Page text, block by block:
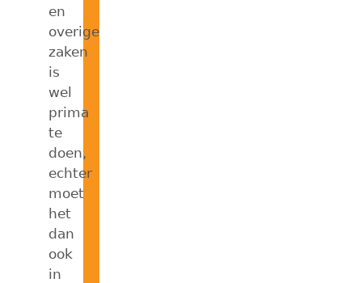
en
overige
zaken
is
wel
prima
te
doen,
echter
moet
het
dan
ook
in